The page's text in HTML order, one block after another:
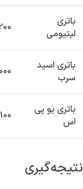
باتری
لیتیومی
باتری اسید
سرب
باتری یو پی
اس
نتیجه‌گیری